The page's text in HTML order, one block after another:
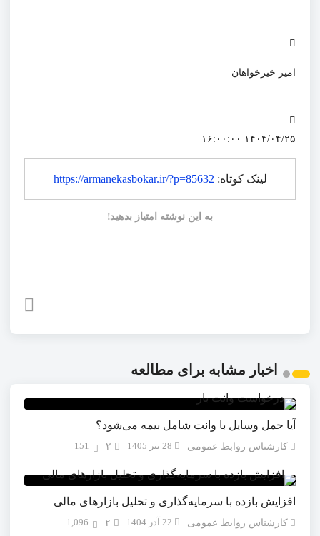
امیر خیرخواهان
۱۴۰۴/۰۴/۲۵ ۱۶:۰۰:۰۰
لینک کوتاه:https://armanekasbokar.ir/?p=85632
به این نوشته امتیاز بدهید!
اخبار مشابه برای مطالعه
آیا حمل وسایل با وانت شامل بیمه می‌شود؟
کارشناس روابط عمومی 28 تیر 1405 151
افزایش بازده با سرمایه‌گذاری و تحلیل بازارهای مالی
کارشناس روابط عمومی 22 آذر 1404 1,096